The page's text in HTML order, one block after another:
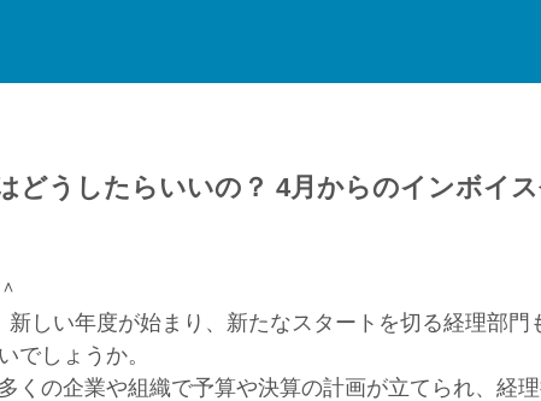
どうしたらいいの？ 4月からのインボイ
新しい年度が始まり、新たなスタートを切る経理部門
でしょうか。
くの企業や組織で予算や決算の計画が立てられ、経